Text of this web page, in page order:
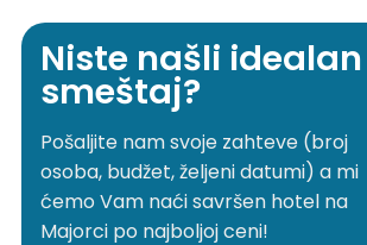
Niste našli idealan
smeštaj?
Pošaljite nam svoje zahteve (broj
osoba, budžet, željeni datumi) a mi
ćemo Vam naći savršen hotel na
Majorci po najboljoj ceni!